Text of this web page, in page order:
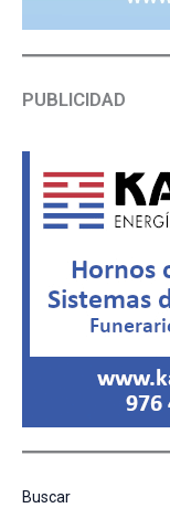
PUBLICIDAD
Buscar